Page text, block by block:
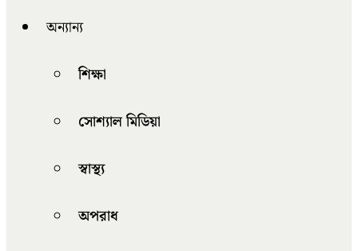
অন্যান্য
শিক্ষা
সোশ্যাল মিডিয়া
স্বাস্থ্য
অপরাধ